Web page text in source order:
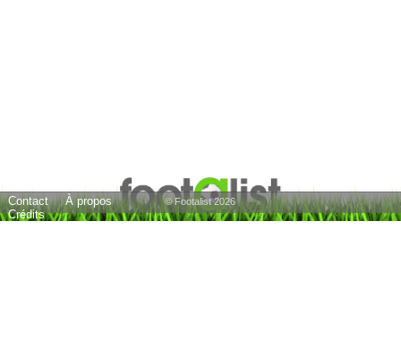
Contact
À propos
Crédits
© Footalist 2026